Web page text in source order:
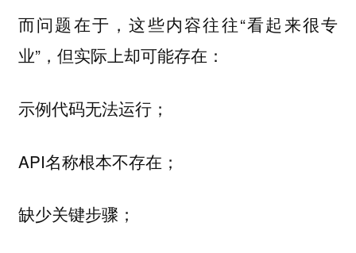
而问题在于，这些内容往往“看起来很专
业”，但实际上却可能存在：
示例代码无法运行；
API名称根本不存在；
缺少关键步骤；